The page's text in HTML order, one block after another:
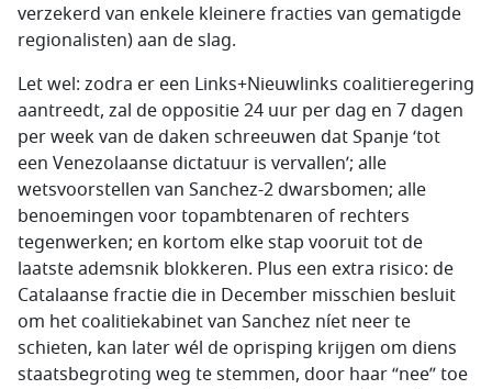
verzekerd van enkele kleinere fracties van gematigde
regionalisten) aan de slag.
Let wel: zodra er een Links+Nieuwlinks coalitieregering
aantreedt, zal de oppositie 24 uur per dag en 7 dagen
per week van de daken schreeuwen dat Spanje ‘tot
een Venezolaanse dictatuur is vervallen’; alle
wetsvoorstellen van Sanchez-2 dwarsbomen; alle
benoemingen voor topambtenaren of rechters
tegenwerken; en kortom elke stap vooruit tot de
laatste ademsnik blokkeren. Plus een extra risico: de
Catalaanse fractie die in December misschien besluit
om het coalitiekabinet van Sanchez níet neer te
schieten, kan later wél de oprisping krijgen om diens
staatsbegroting weg te stemmen, door haar “nee” toe